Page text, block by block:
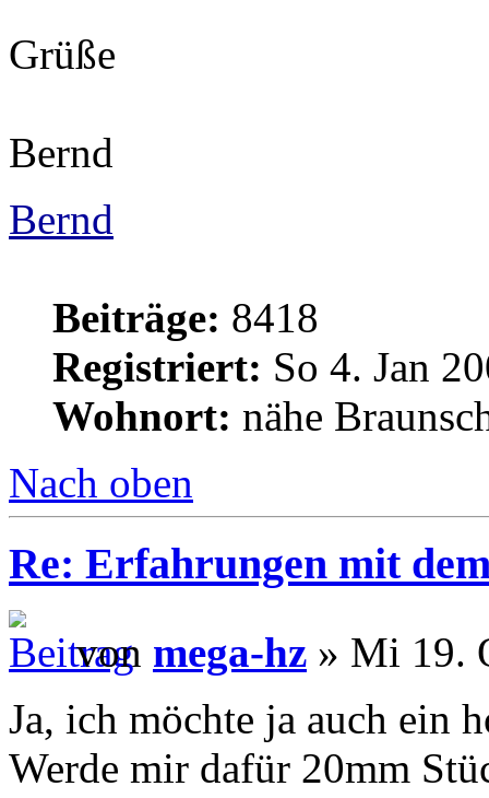
Grüße
Bernd
Bernd
Beiträge: 8418
Registriert: So 4. Jan
Wohnort: nähe
Nach oben
Re: Erfahrungen mit
von mega-hz » Mi 19.
Ja, ich möchte ja auch ein
Werde mir dafür 20mm